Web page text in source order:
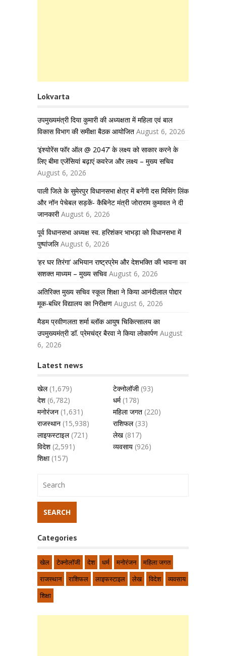
Lokvarta
उपमुख्यमंत्री दिया कुमारी की अध्यक्षता में महिला एवं बाल
विकास विभाग की समीक्षा बैठक आयोजित August 6, 2026
‘इंश्योरेंस फॉर ऑल @ 2047’ के लक्ष्य को साकार करने के
लिए बीमा एजेंसियां बढ़ाएं कवरेज और लक्ष्य – मुख्य सचिव
August 6, 2026
पाली जिले के सुमेरपुर विधानसभा क्षेत्र में बनेंगी दस मिसिंग लिंक
और नॉन पेचेबल सड़कें- कैबिनेट मंत्री जोराराम कुमावत ने दी
जानकारी August 6, 2026
पूर्व विधानसभा अध्यक्ष स्व. हरिशंकर भाभड़ा को विधानसभा में
पुष्पांजलि August 6, 2026
‘हर घर तिरंगा’ अभियान राष्ट्रप्रेम और देशभक्ति की भावना का
सशक्त माध्यम – मुख्य सचिव August 6, 2026
अतिरिक्त मुख्य सचिव स्कूल शिक्षा ने किया आनंदीलाल पोद्दार
मूक-बधिर विद्यालय का निरीक्षण August 6, 2026
मैडम प्रवीणलता शर्मा ब्लॉक आयुष चिकित्सालय का
उपमुख्यमंत्री डॉ. प्रेमचंद्र बैरवा ने किया लोकार्पण August
6, 2026
Latest news
खेल(1,679) टेक्नोलॉजी(93)
देश(6,782) धर्म(178)
मनोरंजन (1,631) महिला जगत (220)
राजस्थान (15,938) राशिफल(33)
लाइफस्टाइल(721) लेख (817)
विदेश(2,591) व्यवसाय (926)
शिक्षा(157)
Categories
खेल टेक्नोलॉजी देश धर्म मनोरंजन
महिला जगत
राजस्थान
राशिफल लाइफस्टाइल लेख विदेश
व्यवसाय
शिक्षा